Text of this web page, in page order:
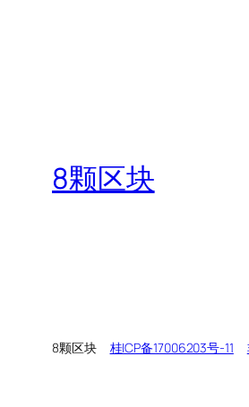
8颗区块
8颗区块 桂ICP备17006203号-11